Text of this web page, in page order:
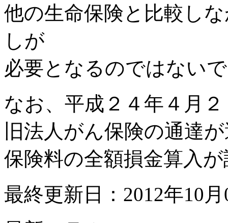
他の生命保険と比較し
しが
必要となるのではない
なお、平成２４年４月
旧法人がん保険の通達
保険料の全額損金算入
最終更新日：2012年10